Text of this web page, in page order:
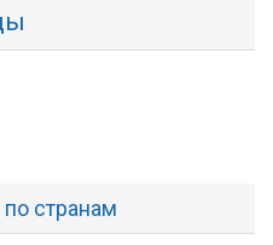
странам